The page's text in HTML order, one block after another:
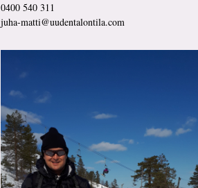
0400 540 311
juha-matti@uudentalontila.com